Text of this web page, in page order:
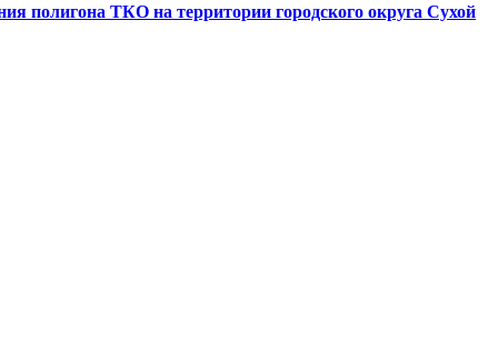
полигона ТКО на территории городского округа Сухой